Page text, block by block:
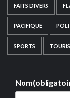
FAITS DIVERS
PACIFIQUE
SPORTS
Nom